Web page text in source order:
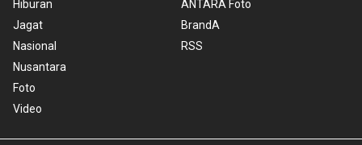
Hiburan
Jagat
Nasional
Nusantara
Foto
Video
ANTARA Foto
BrandA
RSS